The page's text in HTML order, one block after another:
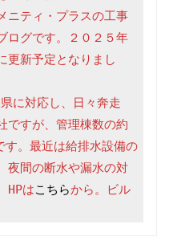
ニティ・プラスの工事
ログです。２０２５年
更新予定となりまし
に対応し、日々奔走
ですが、管理棟数の約
す。最近は給排水設備の
夜間の断水や漏水の対
HPはこちらから。ビル